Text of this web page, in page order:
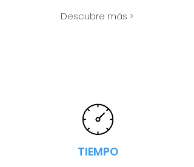
Descubre más >
TIEMPO